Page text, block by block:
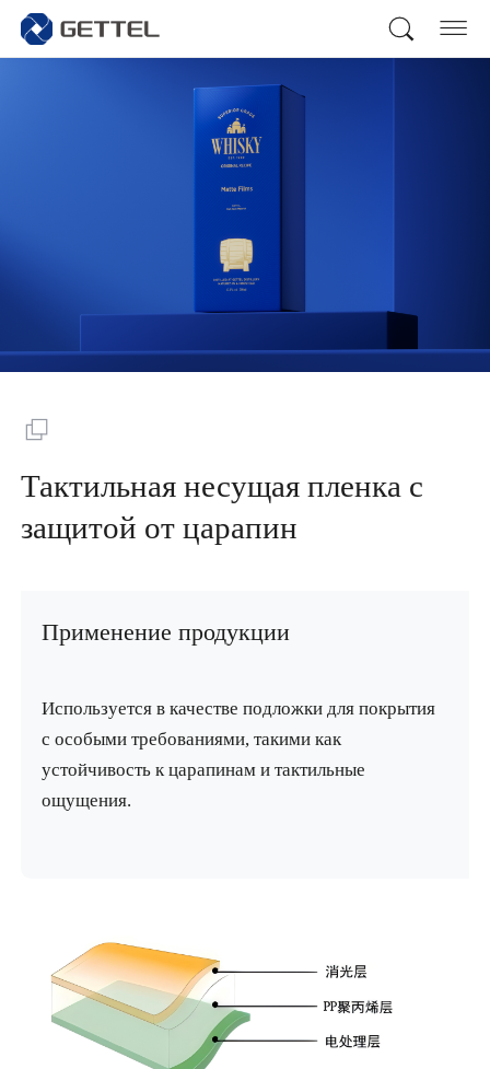
Тактильная несущая пленка с
защитой от царапин
Применение продукции
Используется в качестве подложки для покрытия
с особыми требованиями, такими как
устойчивость к царапинам и тактильные
ощущения.